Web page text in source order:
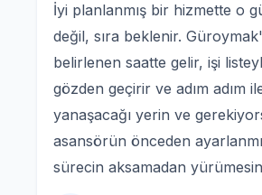
İyi planlanmış bir hizmette o
değil, sıra beklenir.
belirlenen saatte gelir, işi
gözden geçirir ve adım adım
yanaşacağı yerin ve
asansörün önceden
sürecin aksamadan